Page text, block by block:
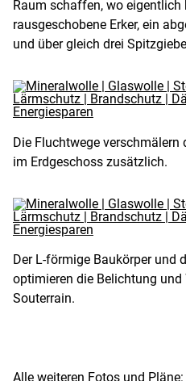
Raum schaffen, wo eigentlich
rausgeschobene Erker, ein
und über gleich drei
Die Fluchtwege
im Erdgeschoss zusätzlich.
Der L-förmige Baukörper und
optimieren die Belichtung
Souterrain.
Alle weiteren Fotos und